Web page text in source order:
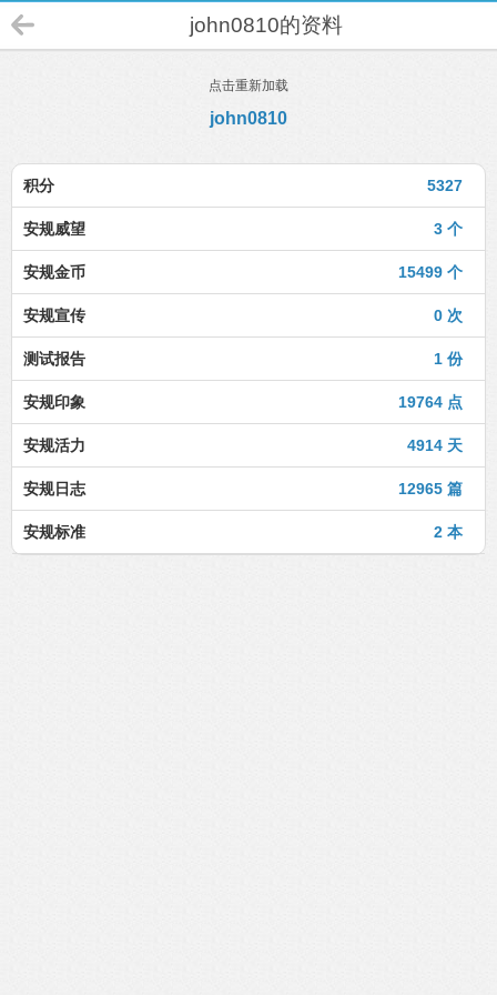
john0810的资料
点击重新加载
john0810
5327
积分
3 个
安规威望
15499 个
安规金币
0 次
安规宣传
1 份
测试报告
19764 点
安规印象
4914 天
安规活力
12965 篇
安规日志
2 本
安规标准